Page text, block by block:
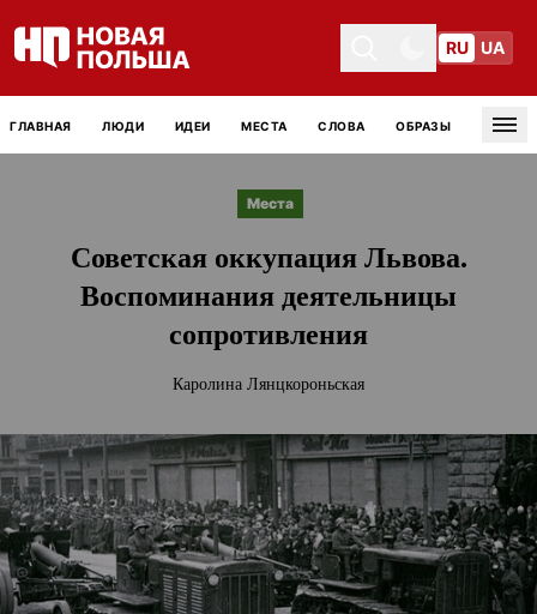
Toggle themeToggle theme
RU UA
ГЛАВНАЯ ЛЮДИ ИДЕИ МЕСТА СЛОВА ОБРАЗЫ
Места
Советская оккупация Львова.
Воспоминания деятельницы
сопротивления
Каролина Лянцкороньская